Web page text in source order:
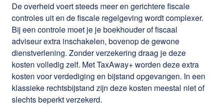
De overheid voert steeds meer en gerichtere fiscale
controles uit en de fiscale regelgeving wordt complexer.
Bij een controle moet je je boekhouder of fiscaal
adviseur extra inschakelen, bovenop de gewone
dienstverlening. Zonder verzekering draag je deze
kosten volledig zelf. Met TaxAway+ worden deze extra
kosten voor verdediging en bijstand opgevangen. In een
klassieke rechtsbijstand zijn deze kosten meestal niet of
slechts beperkt verzekerd.